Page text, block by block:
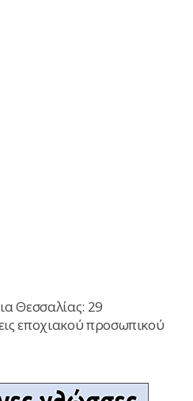
Θεσσαλίας: 29
εποχιακού προσωπικού